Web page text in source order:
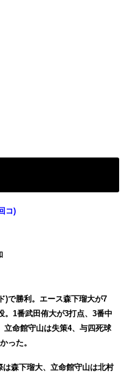
コ)
)で勝利。エース森下瑠大が7
。1番武田侑大が3打点、3番中
立命館守山は失策4、与四死球
った。
森下瑠大、立命館守山は北村